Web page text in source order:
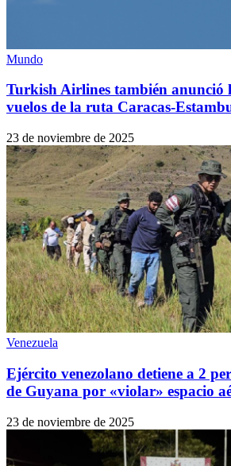
Mundo
Turkish Airlines también anunció
vuelos de la ruta Caracas-
23 de noviembre de 2025
Venezuela
Ejército venezolano detiene a 2
de Guyana por «violar» espacio
23 de noviembre de 2025